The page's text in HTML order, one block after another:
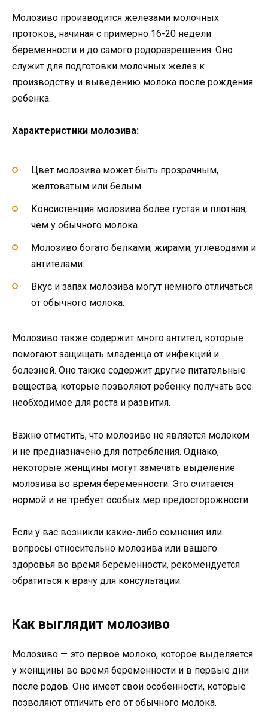
Молозиво производится железами молочных
протоков, начиная с примерно 16-20 недели
беременности и до самого родоразрешения. Оно
служит для подготовки молочных желез к
производству и выведению молока после рождения
ребенка.
Характеристики молозива:
Цвет молозива может быть прозрачным,
желтоватым или белым.
Консистенция молозива более густая и плотная,
чем у обычного молока.
Молозиво богато белками, жирами, углеводами и
антителами.
Вкус и запах молозива могут немного отличаться
от обычного молока.
Молозиво также содержит много антител, которые
помогают защищать младенца от инфекций и
болезней. Оно также содержит другие питательные
вещества, которые позволяют ребенку получать все
необходимое для роста и развития.
Важно отметить, что молозиво не является молоком
и не предназначено для потребления. Однако,
некоторые женщины могут замечать выделение
молозива во время беременности. Это считается
нормой и не требует особых мер предосторожности.
Если у вас возникли какие-либо сомнения или
вопросы относительно молозива или вашего
здоровья во время беременности, рекомендуется
обратиться к врачу для консультации.
Как выглядит молозиво
Молозиво — это первое молоко, которое выделяется
у женщины во время беременности и в первые дни
после родов. Оно имеет свои особенности, которые
позволяют отличить его от обычного молока.